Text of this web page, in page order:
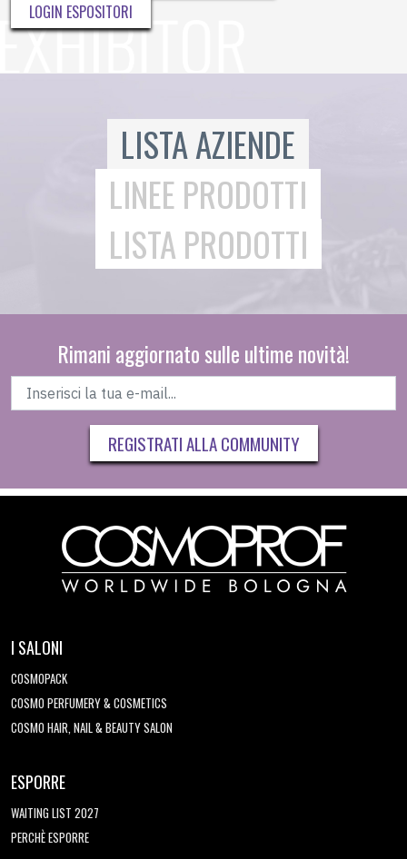
LOGIN ESPOSITORI
LISTA AZIENDE
LINEE PRODOTTI
LISTA PRODOTTI
Rimani aggiornato sulle ultime novità!
REGISTRATI ALLA COMMUNITY
I SALONI
COSMOPACK
COSMO PERFUMERY & COSMETICS
COSMO HAIR, NAIL & BEAUTY SALON
ESPORRE
WAITING LIST 2027
PERCHÈ ESPORRE